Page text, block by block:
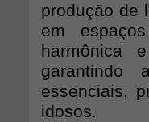
produção de
em
harmônica
garantindo
essenciais,
idosos.